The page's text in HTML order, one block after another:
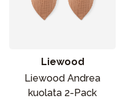
Liewood
Liewood Andrea
kuolata 2-Pack